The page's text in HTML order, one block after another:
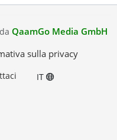
QaamGo Media GmbH
sulla privacy
IT